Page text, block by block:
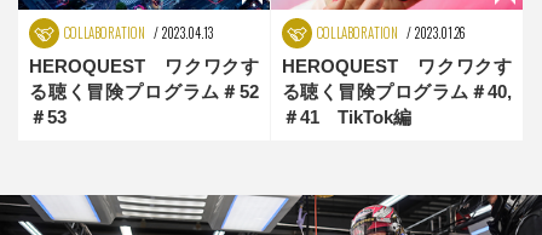
COLLABORATION 2023.04.13
HEROQUEST ワクワクす
る聴く冒険プログラム＃52
＃53
COLLABORATION 2023.01.26
HEROQUEST ワクワクす
る聴く冒険プログラム＃40,
＃41 TikTok編